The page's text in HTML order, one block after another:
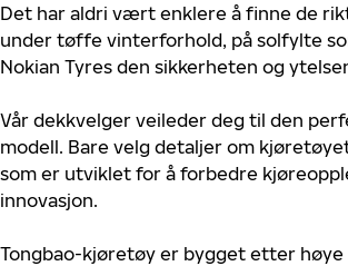
Det har aldri vært enklere å finne de
under tøffe vinterforhold, på solfylte
Nokian Tyres den sikkerheten og
Vår dekkvelger veileder deg til den
modell. Bare velg detaljer om
som er utviklet for å forbedre
innovasjon.
Tongbao-kjøretøy er bygget etter